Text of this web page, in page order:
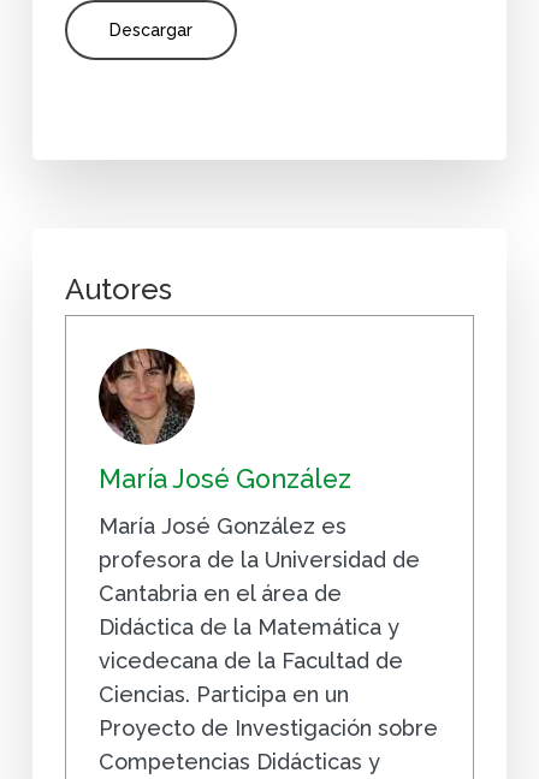
Descargar
Autores
María José González
María José González es
profesora de la Universidad de
Cantabria en el área de
Didáctica de la Matemática y
vicedecana de la Facultad de
Ciencias. Participa en un
Proyecto de Investigación sobre
Competencias Didácticas y